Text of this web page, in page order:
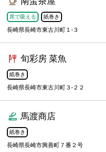
席で吸える 紙巻き
長崎県長崎市東古川町１-３
旬彩房 菜魚
紙巻き
長崎県長崎市東古川町３-２２
馬渡商店
紙巻き
長崎県長崎市興善町７番２号